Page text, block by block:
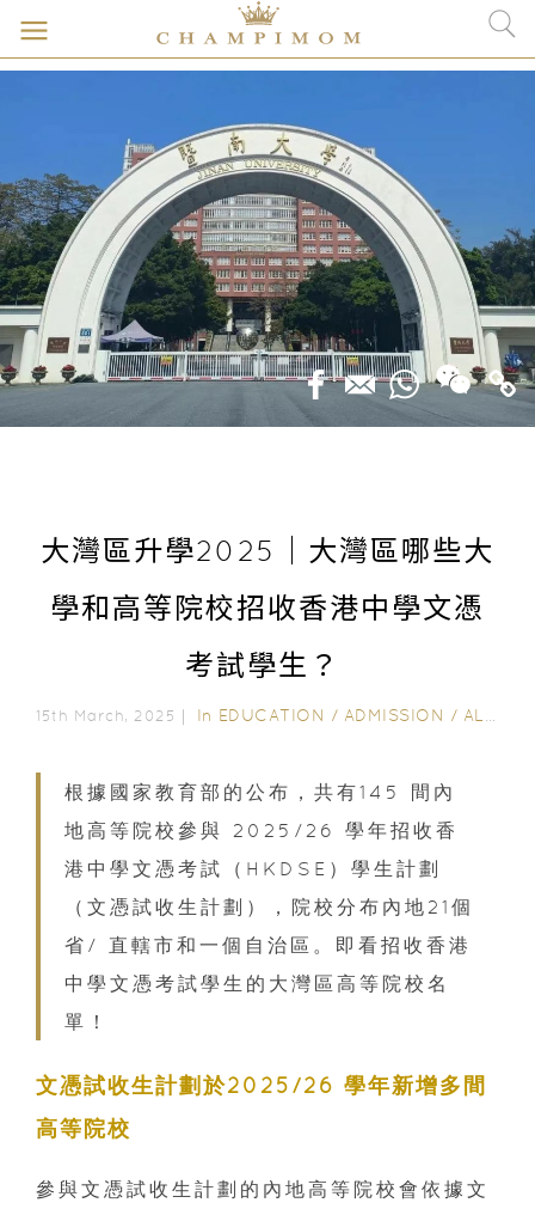
大灣區升學2025｜大灣區哪些大
學和高等院校招收香港中學文憑
考試學生？
15th March, 2025｜ In EDUCATION / ADMISSION / ALL EDUCATION
根據國家教育部的公布，共有145 間內
地高等院校參與 2025/26 學年招收香
港中學文憑考試（HKDSE）學生計劃
（文憑試收生計劃），院校分布內地21個
省/ 直轄市和一個自治區。即看招收香港
中學文憑考試學生的大灣區高等院校名
單！
文憑試收生計劃於2025/26 學年新增多間
高等院校
參與文憑試收生計劃的內地高等院校會依據文